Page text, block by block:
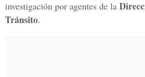
investigación por agentes de la
Tránsito.